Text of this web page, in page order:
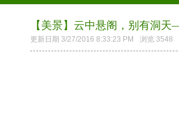
【美景】云中悬阁，别有洞
更新日期 3/27/2016 8:33:23 PM 浏览 3548